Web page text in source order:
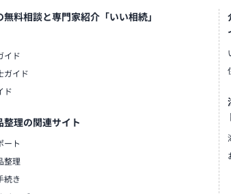
料相談と専門家紹介「いい相続」
イド
ガイド
ド
整理の関連サイト
ート
整理
続き